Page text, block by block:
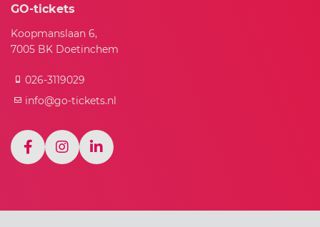
GO-tickets
Koopmanslaan 6,
7005 BK Doetinchem
026-3119029
info@go-tickets.nl